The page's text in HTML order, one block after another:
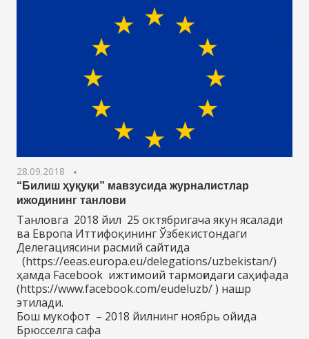
28.09.2018
“Билиш ҳуқуқи” мавзусида журналистлар
ижодининг танлови
Танловга 2018 йил 25 октябригача якун ясалади
ва Европа Иттифоқининг Ўзбекистондаги
Делегациясини расмий сайтида
(https://eeas.europa.eu/delegations/uzbekistan/)
ҳамда Facebook ижтимоий тармоғидаги саҳифада
(https://www.facebook.com/eudeluzb/ ) нашр
этилади.
Бош мукофот – 2018 йилнинг ноябрь ойида
Брюсселга сафа